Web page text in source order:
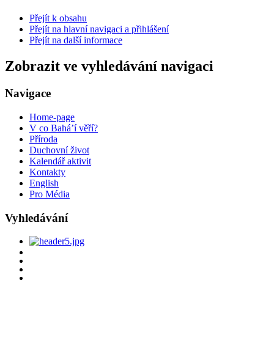
Přejít k obsahu
Přejít na hlavní navigaci a přihlášení
Přejít na další informace
Zobrazit ve vyhledávání navigaci
Navigace
Home-page
V co Bahá’í věří?
Příroda
Duchovní život
Kalendář aktivit
Kontakty
English
Pro Média
Vyhledávání